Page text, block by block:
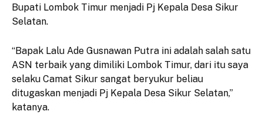
Bupati Lombok Timur menjadi Pj Kepala Desa Sikur
Selatan.
“Bapak Lalu Ade Gusnawan Putra ini adalah salah satu
ASN terbaik yang dimiliki Lombok Timur, dari itu saya
selaku Camat Sikur sangat beryukur beliau
ditugaskan menjadi Pj Kepala Desa Sikur Selatan,”
katanya.